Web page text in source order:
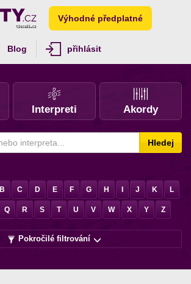
Výhodné předplatné
Blog přihlásit
Interpreti Akordy
Hledej
B C D E F G H J K L
Q R S T U V W X Y Z
Pokročilé filtrování